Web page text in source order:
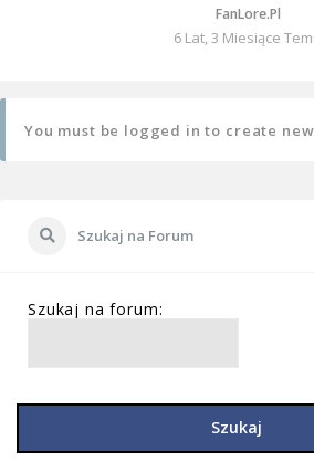
FanLore.pl
6 Lat, 3 Miesiące
You must be logged in to create
Szukaj na Forum
Szukaj na forum:
Szukaj